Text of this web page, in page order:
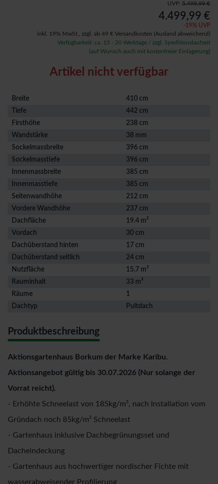
UVP: 5.499,99 €
4.499,99 €
-19% UVP
inkl. 19% MwSt., zzgl. ab 49 € Versandkosten (Ausland abweichend)
Verfügbarkeit: ca. 15 - 20 Werktage / zzgl. Speditionslaufzeit
(auf Wunsch auch mit kostenfreier Einlagerung)
Artikel nicht verfügbar
Breite
410 cm
Tiefe
442 cm
Firsthöhe
238 cm
Wandstärke
38 mm
Sockelmassbreite
396 cm
Sockelmasstiefe
396 cm
Innenmassbreite
385 cm
Innenmasstiefe
385 cm
Seitenwandhöhe
212 cm
Vordere Wandhöhe
237 cm
Dachfläche
19.4 m²
Vordach
30 cm
Dachüberstand hinten
17 cm
Dachüberstand seitlich
24 cm
Nutzfläche
15.7 m²
Rauminhalt
33 m³
Räume
1
Dachtyp
Pultdach
Produktbeschreibung
Aktionsgartenhaus Borkum der Marke Karibu.
Aktionsangebot gültig bis 30.07.2026 (Nur solange der
Vorrat reicht).
- Erhöhte Schneelast von 185kg/m², nach Installation vom
Gründach noch 85kg/m² Schneelast
- Gartenhaus inklusive Dachbegrünungsset und
Dacheindeckung
- Gartenhaus aus hochwertiger nordischer Fichte mit
wasserabweisender Profilierung